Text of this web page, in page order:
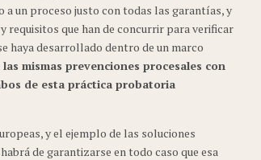
a un proceso justo con todas las garantías, y
requisitos que han de concurrir para verificar
haya desarrollado dentro de un marco
mismas prevenciones procesales con
de esta práctica probatoria
y el ejemplo de las soluciones
de garantizarse en todo caso que esa